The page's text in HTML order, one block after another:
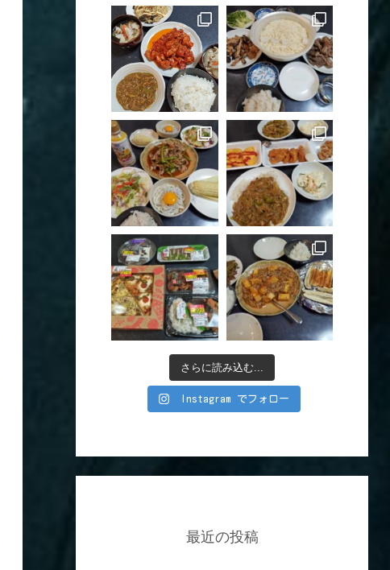
さらに読み込む...
Instagram でフォロー
最近の投稿